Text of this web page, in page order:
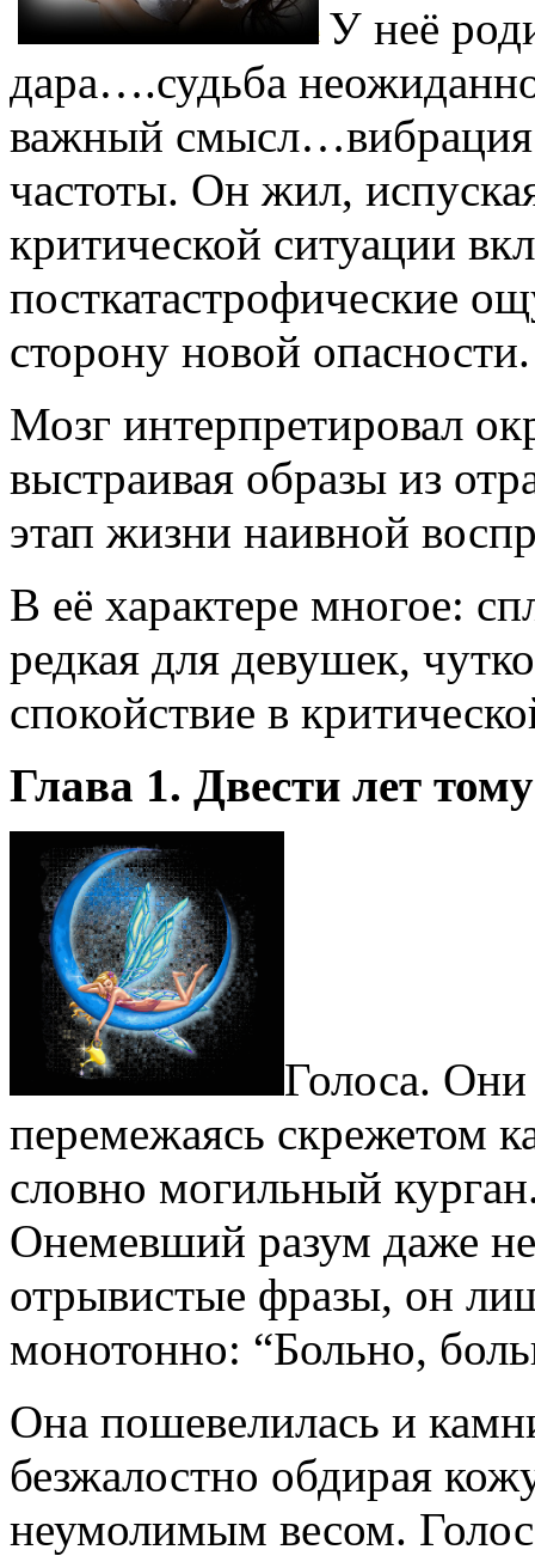
У неё
дара….судьба
важный смысл…вибрация
частоты. Он жил,
критической ситуации
посткатастрофические
сторону новой опасности.
Мозг интерпретировал
выстраивая образы из
этап жизни наивной
В её характере многое:
редкая для девушек,
спокойствие в
Глава 1. Двести лет
Голоса.
перемежаясь скрежетом
словно могильный
Онемевший разум даже
отрывистые фразы, он
монотонно: “Больно,
Она пошевелилась и
безжалостно обдирая
неумолимым весом.